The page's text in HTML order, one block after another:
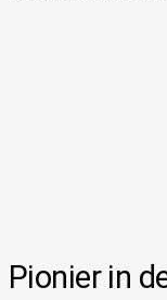
Pionier in